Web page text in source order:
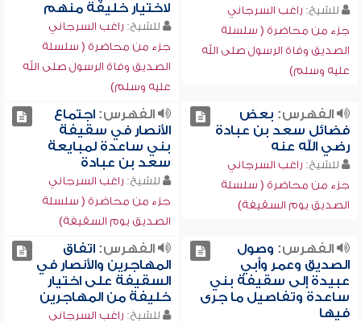
للشيخ: راغب السرجاني
جزء من محاضرة ( سلسلة
الصديق وفاة الرسول صلى الله
عليه وسلم)
لاختيار خليفة منهم
للشيخ: راغب السرجاني
جزء من محاضرة ( سلسلة
الصديق وفاة الرسول صلى الله
عليه وسلم)
الفهرس: بعض
فضائل سعد بن عبادة
رضي الله عنه
للشيخ: راغب السرجاني
جزء من محاضرة ( سلسلة
الصديق يوم السقيفة)
الفهرس:اجتماع
الأنصار في سقيفة
بني ساعدة لمبايعة
سعد بن عبادة
للشيخ: راغب السرجاني
جزء من محاضرة ( سلسلة
الصديق يوم السقيفة)
الفهرس: وصول
الصديق وعمر وأبي
عبيدة إلى سقيفة بني
ساعدة وتفاصيل ما جرى
فيها
الفهرس:اتفاق
المهاجرين والأنصار في
السقيفة على اختيار
خليفة من المهاجرين
للشيخ: راغب السرجاني